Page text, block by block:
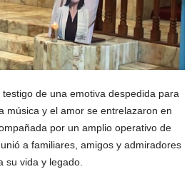
de una emotiva despedida para
música y el amor se entrelazaron en
por un amplio operativo de
a familiares, amigos y admiradores
su vida y legado.